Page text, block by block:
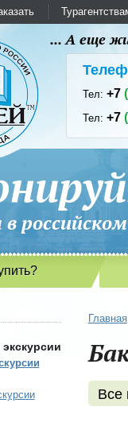
... А еще
Тел:+7
Тел:+7
в
Главная
Все